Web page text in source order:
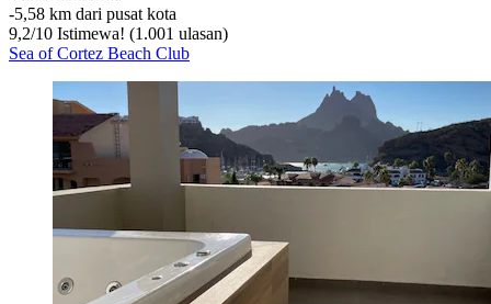
‐5,58 km dari pusat kota
9,2/10 Istimewa! (1.001 ulasan)
Sea of Cortez Beach Club